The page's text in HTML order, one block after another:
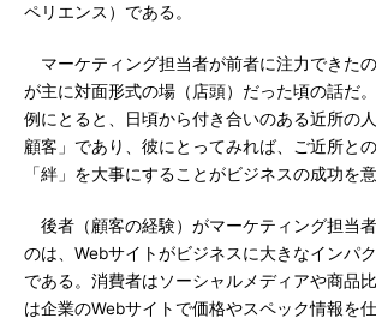
ペリエンス）である。
マーケティング担当者が前者に注力できた
が主に対面形式の場（店頭）だった頃の話だ
例にとると、日頃から付き合いのある近所の
顧客」であり、彼にとってみれば、ご近所との
「絆」を大事にすることがビジネスの成功を
後者（顧客の経験）がマーケティング担当
のは、Webサイトがビジネスに大きなインパ
である。消費者はソーシャルメディアや商品
は企業のWebサイトで価格やスペック情報を